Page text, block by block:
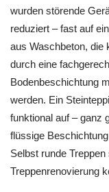
wurden störende
reduziert – fast auf
aus Waschbeton, die
durch eine
Bodenbeschichtung
werden. Ein
funktional auf – ganz
flüssige
Selbst runde
Treppenrenovierung